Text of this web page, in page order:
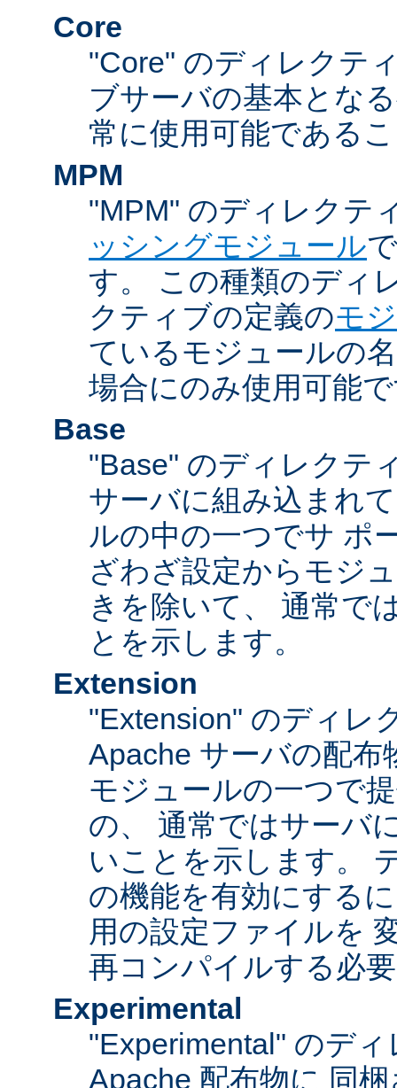
Core
"Core" のディレクテ
ブサーバの基本とな
常に使用可能である
MPM
"MPM" のディレクテ
ッシングモジュール
す。 この種類のディ
クティブの定義のモ
ているモジュールの
場合にのみ使用可能
Base
"Base" のディレクテ
サーバに組み込まれ
ルの中の一つでサ ポ
ざわざ設定からモジ
きを除いて、 通常で
とを示します。
Extension
"Extension" のディレ
Apache サーバの配布
モジュールの一つで
の、 通常ではサーバ
いことを示します。
の機能を有効にする
用の設定ファイルを
再コンパイルする必
Experimental
"Experimental" のデ
Apache 配布物に 同